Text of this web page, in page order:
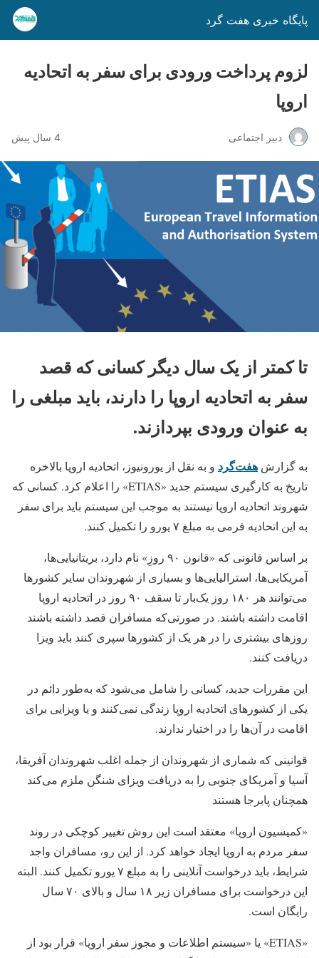
پایگاه خبری هفت گرد
لزوم پرداخت ورودی برای سفر به اتحادیه
اروپا
دبیر اجتماعی 4 سال پیش
تا کمتر از یک سال دیگر کسانی که قصد
سفر به اتحادیه اروپا را دارند، باید مبلغی را
به عنوان ورودی بپردازند.
به گزارش هفت‌گرد و به نقل از یورونیوز، اتحادیه اروپا بالاخره
تاریخ به کارگیری سیستم جدید «ETIAS» را اعلام کرد. کسانی که
شهروند اتحادیه اروپا نیستند به موجب این سیستم باید برای سفر
به این اتحادیه فرمی به مبلغ ۷ یورو را تکمیل کنند.
بر اساس قانونی که «قانون ۹۰ روزِ» نام دارد، بریتانیایی‌ها،
آمریکایی‌ها، استرالیایی‌ها و بسیاری از شهروندان سایر کشورها
می‌توانند هر ۱۸۰ روز یک‌بار تا سقف ۹۰ روز در اتحادیه اروپا
اقامت داشته باشند. در صورتی‌که مسافران قصد داشته باشند
روزهای بیشتری را در هر یک از کشورها سپری کنند باید ویزا
دریافت کنند.
این مقررات جدید، کسانی را شامل می‌شود که به‌طور دائم در
یکی از کشورهای اتحادیه اروپا زندگی نمی‌کنند و یا ویزایی برای
اقامت در آن‌ها را در اختیار ندارند.
قوانینی که شماری از شهروندان از جمله اغلب شهروندان آفریقا،
آسیا و آمریکای جنوبی را به دریافت ویزای شنگن ملزم می‌کند
همچنان پابرجا هستند
«کمیسیون اروپا» معتقد است این روش تغییر کوچکی در روند
سفر مردم به اروپا ایجاد خواهد کرد. از این رو، مسافران واجد
شرایط، باید درخواست آنلاینی را به مبلغ ۷ یورو تکمیل کنند. البته
این درخواست برای مسافران زیر ۱۸ سال و بالای ۷۰ سال
رایگان است.
«ETIAS» یا «سیستم اطلاعات و مجوز سفر اروپا» قرار بود از